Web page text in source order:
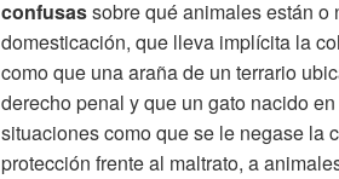
confusassobre qué animales están o
domesticación, que lleva implícita la
como que una araña de un terrario
derecho penal y que un gato nacido
situaciones como que se le negase la
protección frente al maltrato, a